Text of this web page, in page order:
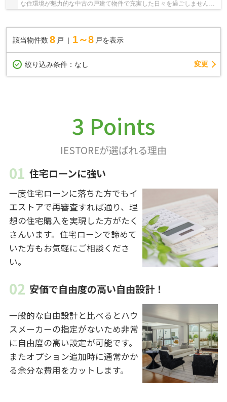
な住環境が魅力的な中古の戸建て物件で充実した日々を過ごしません
該当物件数 8 戸 1～8 戸を表示
絞り込み条件： なし 変更
3 Points
IESTOREが選ばれる理由
住宅ローンに強い
一度住宅ローンに落ちた方でもイ
エストアで再審査すれば通り、理
想の住宅購入を実現した方がたく
さんいます。住宅ローンで諦めて
いた方もお気軽にご相談くださ
い。
安価で自由度の高い自由設計！
一般的な自由設計と比べるとハウ
スメーカーの指定がないため非常
に自由度の高い設定が可能です。
またオプション追加時に通常かか
る余分な費用をカットします。